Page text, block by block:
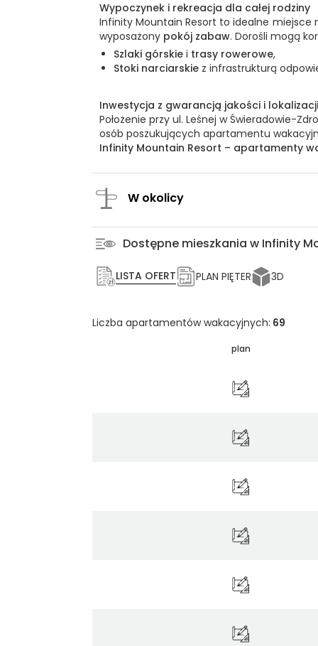
Wypoczynek i rekreacja dla całej rodziny
Infinity Mountain Resort to idealne miejsce
wyposażony pokój zabaw. Dorośli mogą
Szlaki górskie i trasy rowerowe,
Stoki narciarskie z infrastrukturą
Inwestycja z gwarancją jakości i lokalizacji
Położenie przy ul. Leśnej w Świeradowie-
osób poszukujących apartamentu
Infinity Mountain Resort – apartamenty
W okolicy
Dostępne mieszkania w Infinity
LISTA OFERT PLAN PIĘTER 3D
Liczba apartamentów wakacyjnych: 69
plan